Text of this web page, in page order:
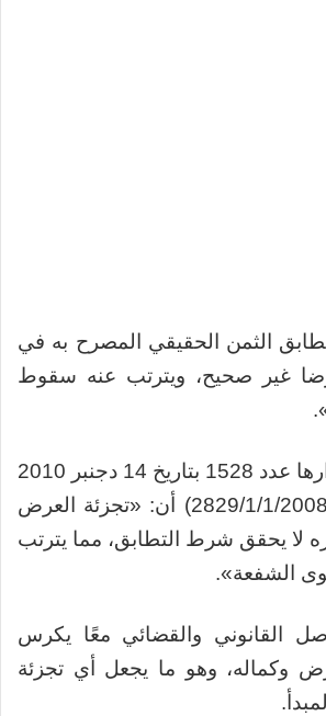
الثمن الحقيقي المصرح به في
غير صحيح، ويترتب عنه سقوط
كما جاء في قرارها عدد 1528 بتاريخ 14 دجنبر 2010
(ملف مدني عدد 2829/1/1/2008) أن: «تجزئة العرض
لا يحقق شرط التطابق، مما يترتب
الشفعة».
القانوني والقضائي معًا يكرس
وكماله، وهو ما يجعل أي تجزئة